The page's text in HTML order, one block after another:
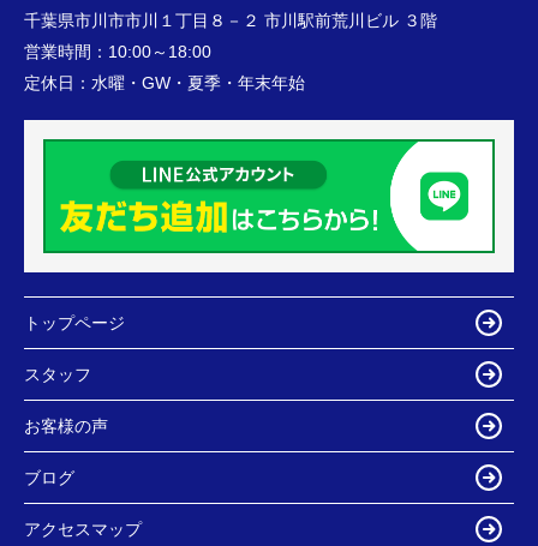
千葉県市川市市川１丁目８－２ 市川駅前荒川ビル ３階
営業時間： 10:00～18:00
定休日： 水曜・GW・夏季・年末年始
トップページ
スタッフ
お客様の声
ブログ
アクセスマップ